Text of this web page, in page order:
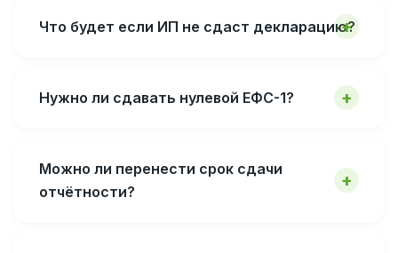
Что будет если ИП не сдаст декларацию?
Нужно ли сдавать нулевой ЕФС-1?
Можно ли перенести срок сдачи
отчётности?